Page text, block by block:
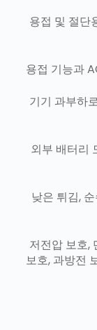
용접 및 절단
용접 기능과
기기 과부하
외부 배터리
낮은 튀김,
저전압 보호,
보호, 과방전